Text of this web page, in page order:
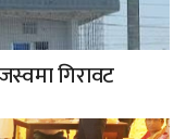
गिरावट